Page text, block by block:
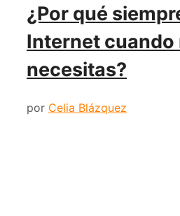
¿Por qué
Internet cuando
necesitas?
por Celia Blázquez